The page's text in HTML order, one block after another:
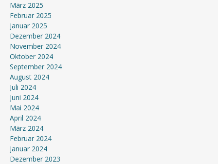
März 2025
Februar 2025
Januar 2025
Dezember 2024
November 2024
Oktober 2024
September 2024
August 2024
Juli 2024
Juni 2024
Mai 2024
April 2024
März 2024
Februar 2024
Januar 2024
Dezember 2023